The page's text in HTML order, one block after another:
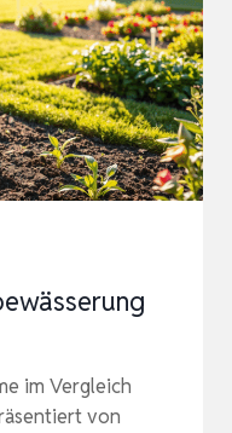
im Vergleich
von